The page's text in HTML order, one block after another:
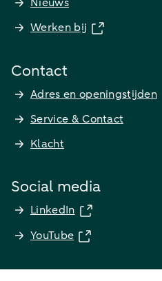
Werken bij
Contact
Adres en openingstijden
Service & Contact
Klacht
Social media
LinkedIn
YouTube